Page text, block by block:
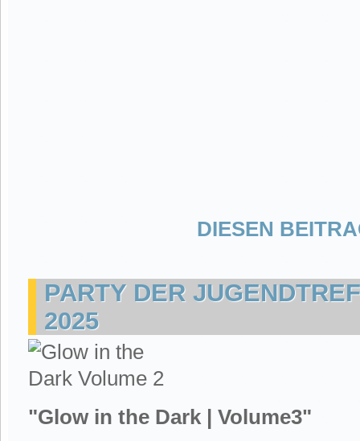
DIESEN
PARTY DER
2025
"Glow in the Dark | Volume3"